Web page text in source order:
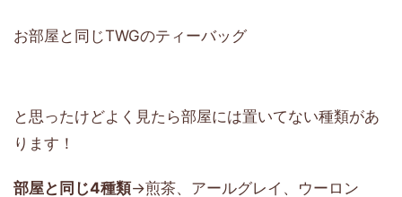
お部屋と同じTWGのティーバッグ
と思ったけどよく見たら部屋には置いてない種類があ
ります！
部屋と同じ4種類→煎茶、アールグレイ、ウーロン